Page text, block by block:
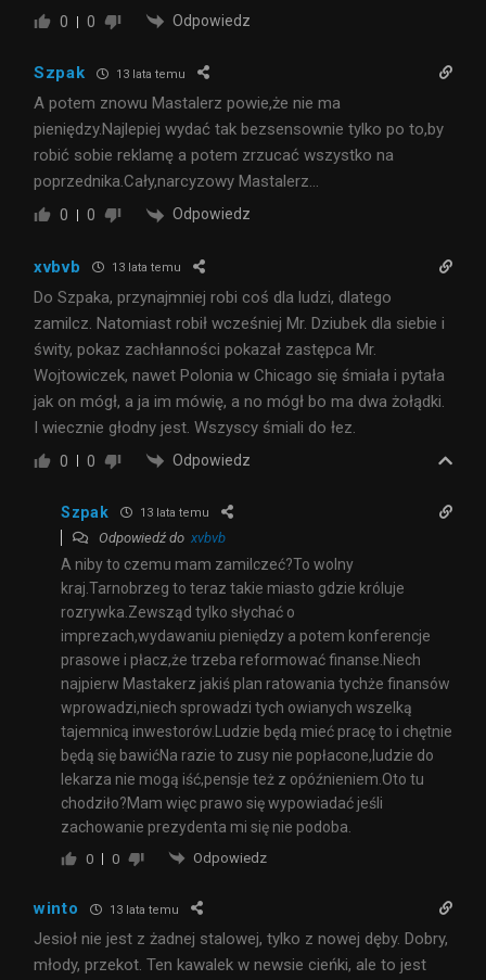
0 0 Odpowiedz
Szpak 13 lata temu
A potem znowu Mastalerz powie,że nie ma
pieniędzy.Najlepiej wydać tak bezsensownie tylko po to,by
robić sobie reklamę a potem zrzucać wszystko na
poprzednika.Cały,narcyzowy Mastalerz…
0 0 Odpowiedz
xvbvb 13 lata temu
Do Szpaka, przynajmniej robi coś dla ludzi, dlatego
zamilcz. Natomiast robił wcześniej Mr. Dziubek dla siebie i
świty, pokaz zachłanności pokazał zastępca Mr.
Wojtowiczek, nawet Polonia w Chicago się śmiała i pytała
jak on mógł, a ja im mówię, a no mógł bo ma dwa żołądki.
I wiecznie głodny jest. Wszyscy śmiali do łez.
0 0 Odpowiedz
Szpak 13 lata temu
Odpowiedź do xvbvb
A niby to czemu mam zamilczeć?To wolny
kraj.Tarnobrzeg to teraz takie miasto gdzie króluje
rozrywka.Zewsząd tylko słychać o
imprezach,wydawaniu pieniędzy a potem konferencje
prasowe i płacz,że trzeba reformować finanse.Niech
najpierw Mastakerz jakiś plan ratowania tychże finansów
wprowadzi,niech sprowadzi tych owianych wszelką
tajemnicą inwestorów.Ludzie będą mieć pracę to i chętnie
będą się bawićNa razie to zusy nie popłacone,ludzie do
lekarza nie mogą iść,pensje też z opóźnieniem.Oto tu
chodziło?Mam więc prawo się wypowiadać jeśli
zachowanie prezydenta mi się nie podoba.
0 0 Odpowiedz
winto 13 lata temu
Jesioł nie jest z żadnej stalowej, tylko z nowej dęby. Dobry,
młody, przekot. Ten kawalek w newsie cieńki, ale to jest